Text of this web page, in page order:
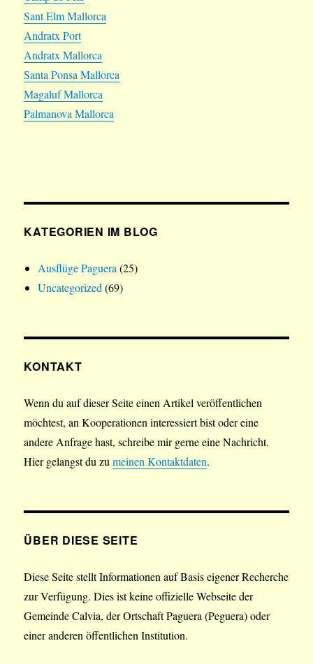
Sant Elm Mallorca
Andratx Port
Andratx Mallorca
Santa Ponsa Mallorca
Magaluf Mallorca
Palmanova Mallorca
KATEGORIEN IM BLOG
Ausflüge Paguera (25)
Uncategorized (69)
KONTAKT
Wenn du auf dieser Seite einen Artikel veröffentlichen
möchtest, an Kooperationen interessiert bist oder eine
andere Anfrage hast, schreibe mir gerne eine Nachricht.
Hier gelangst du zumeinen Kontaktdaten.
ÜBER DIESE SEITE
Diese Seite stellt Informationen auf Basis eigener Recherche
zur Verfügung. Dies ist keine offizielle Webseite der
Gemeinde Calvia, der Ortschaft Paguera (Peguera) oder
einer anderen öffentlichen Institution.